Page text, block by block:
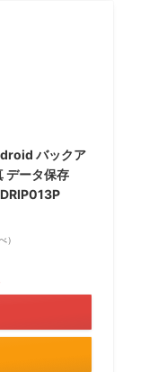
バックア
データ保存
）